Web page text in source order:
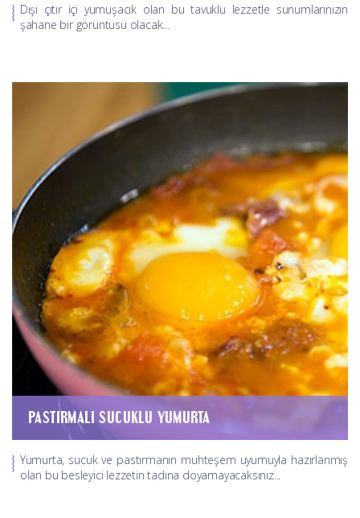
Dışı çıtır içi yumuşacık olan bu tavuklu lezzetle sunumlarınızın
şahane bir görüntüsü olacak...
PASTIRMALI SUCUKLU YUMURTA
Yumurta, sucuk ve pastırmanın muhteşem uyumuyla hazırlanmış
olan bu besleyici lezzetin tadına doyamayacaksınız...